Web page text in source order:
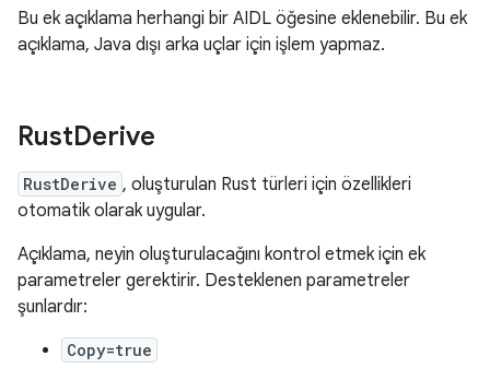
Bu ek açıklama herhangi bir AIDL öğesine eklenebilir. Bu ek
açıklama, Java dışı arka uçlar için işlem yapmaz.
RustDerive
RustDerive , oluşturulan Rust türleri için özellikleri
otomatik olarak uygular.
Açıklama, neyin oluşturulacağını kontrol etmek için ek
parametreler gerektirir. Desteklenen parametreler
şunlardır:
Copy=true